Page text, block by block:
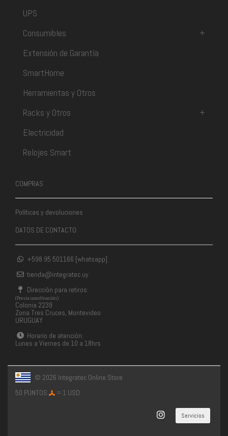
UPS
Consumibles
+
Extensión de Garantía
SmartHome
Herramientas y Otros
Racks y Otros
+
Electricidad
Relojes Smart
COMPRAS
Políticas y devoluciones
DATOS DE CONTACTO
+598 95 501166 [whatsapp]
tienda@integratec.uy
Dirección para retiros:
(Previa coordinación)
Colonia 2239
Zona Tres Cruces, Montevideo
URUGUAY
Horario de atención:
Lunes a Viernes de 10 a 18hrs
© 2026 Integratec Online Store
50 PUNTOS
= 1 USD
Servicios